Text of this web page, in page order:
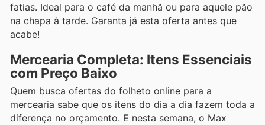
fatias. Ideal para o café da manhã ou para aquele pão
na chapa à tarde. Garanta já esta oferta antes que
acabe!
Mercearia Completa: Itens Essenciais
com Preço Baixo
Quem busca ofertas do folheto online para a
mercearia sabe que os itens do dia a dia fazem toda a
diferença no orçamento. E nesta semana, o Max